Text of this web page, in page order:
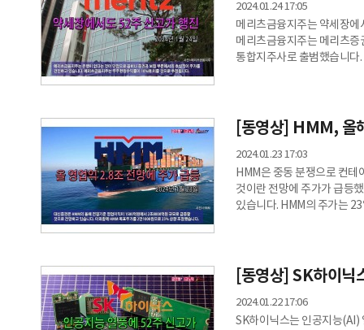
2024.01.24 17:05
메리츠금융지주는 약세장에
메리츠금융지주는 메리츠증
통합지주사로 출범했습니다
메리츠금융지주의 목표주
단점으로 꼽히나 증권과 보
[동영상] HMM, 올
2024.01.23 17:03
HMM은 중동 분쟁으로 컨
것이란 전망에 주가가 급등
있습니다. HMM의 주가는
운임이 오르고 있습니다. 대
2조8000억원 규모로 급증할
[동영상] SK하이
2024.01.22 17:06
SK하이닉스는 인공지능(AI)